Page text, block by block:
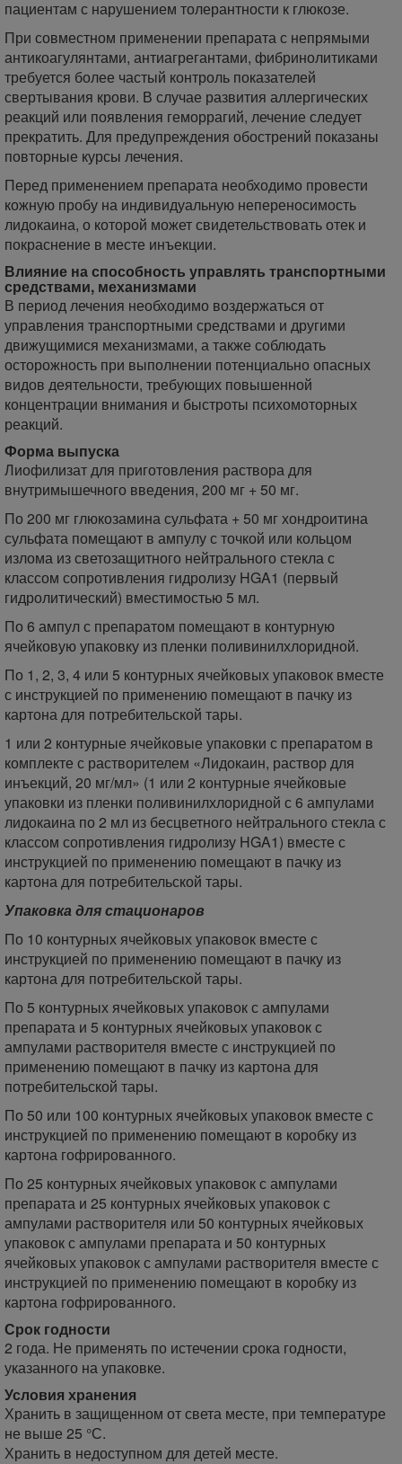
пациентам с нарушением толерантности к глюкозе.
При совместном применении препарата с непрямыми
антикоагулянтами, антиагрегантами, фибринолитиками
требуется более частый контроль показателей
свертывания крови. В случае развития аллергических
реакций или появления геморрагий, лечение следует
прекратить. Для предупреждения обострений показаны
повторные курсы лечения.
Перед применением препарата необходимо провести
кожную пробу на индивидуальную непереносимость
лидокаина, о которой может свидетельствовать отек и
покраснение в месте инъекции.
Влияние на способность управлять транспортными
средствами, механизмами
В период лечения необходимо воздержаться от
управления транспортными средствами и другими
движущимися механизмами, а также соблюдать
осторожность при выполнении потенциально опасных
видов деятельности, требующих повышенной
концентрации внимания и быстроты психомоторных
реакций.
Форма выпуска
Лиофилизат для приготовления раствора для
внутримышечного введения, 200 мг + 50 мг.
По 200 мг глюкозамина сульфата + 50 мг хондроитина
сульфата помещают в ампулу с точкой или кольцом
излома из светозащитного нейтрального стекла с
классом сопротивления гидролизу HGA1 (первый
гидролитический) вместимостью 5 мл.
По 6 ампул с препаратом помещают в контурную
ячейковую упаковку из пленки поливинилхлоридной.
По 1, 2, 3, 4 или 5 контурных ячейковых упаковок вместе
с инструкцией по применению помещают в пачку из
картона для потребительской тары.
1 или 2 контурные ячейковые упаковки с препаратом в
комплекте с растворителем «Лидокаин, раствор для
инъекций, 20 мг/мл» (1 или 2 контурные ячейковые
упаковки из пленки поливинилхлоридной с 6 ампулами
лидокаина по 2 мл из бесцветного нейтрального стекла с
классом сопротивления гидролизу HGA1) вместе с
инструкцией по применению помещают в пачку из
картона для потребительской тары.
Упаковка для стационаров
По 10 контурных ячейковых упаковок вместе с
инструкцией по применению помещают в пачку из
картона для потребительской тары.
По 5 контурных ячейковых упаковок с ампулами
препарата и 5 контурных ячейковых упаковок с
ампулами растворителя вместе с инструкцией по
применению помещают в пачку из картона для
потребительской тары.
По 50 или 100 контурных ячейковых упаковок вместе с
инструкцией по применению помещают в коробку из
картона гофрированного.
По 25 контурных ячейковых упаковок с ампулами
препарата и 25 контурных ячейковых упаковок с
ампулами растворителя или 50 контурных ячейковых
упаковок с ампулами препарата и 50 контурных
ячейковых упаковок с ампулами растворителя вместе с
инструкцией по применению помещают в коробку из
картона гофрированного.
Срок годности
2 года. Не применять по истечении срока годности,
указанного на упаковке.
Условия хранения
Хранить в защищенном от света месте, при температуре
не выше 25 °С.
Хранить в недоступном для детей месте.